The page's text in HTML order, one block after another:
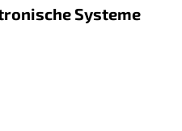
Systeme